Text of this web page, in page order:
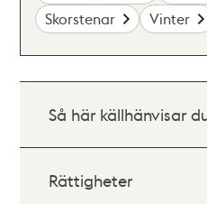
Skorstenar
Vinter
Så här källhänvisar
Rättigheter